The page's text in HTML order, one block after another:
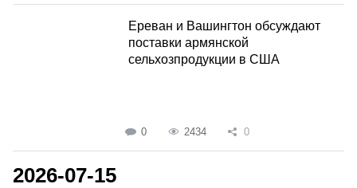
Ереван и Вашингтон обсуждают
поставки армянской
сельхозпродукции в США
0 2434 0
2026-07-15